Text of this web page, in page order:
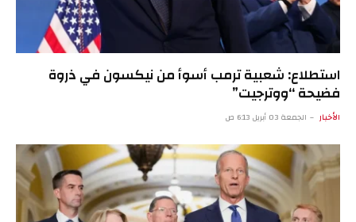
استطلاع: شعبية ترمب أسوأ من نيكسون في ذروة
فضيحة “ووترجيت”
الأخبار الجمعة 03 أبريل 6:13 ص